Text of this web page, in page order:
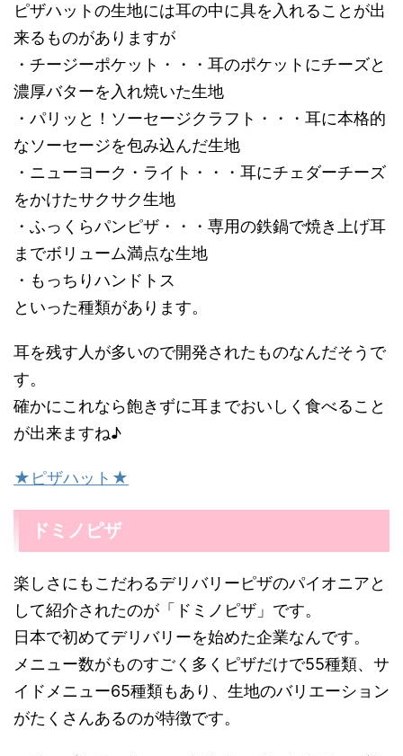
ピザハットの生地には耳の中に具を入れることが出
来るものがありますが
・チージーポケット・・・耳のポケットにチーズと
濃厚バターを入れ焼いた生地
・パリッと！ソーセージクラフト・・・耳に本格的
なソーセージを包み込んだ生地
・ニューヨーク・ライト・・・耳にチェダーチーズ
をかけたサクサク生地
・ふっくらパンピザ・・・専用の鉄鍋で焼き上げ耳
までボリューム満点な生地
・もっちりハンドトス
といった種類があります。
耳を残す人が多いので開発されたものなんだそうで
す。
確かにこれなら飽きずに耳までおいしく食べること
が出来ますね♪
★ピザハット★
ドミノピザ
楽しさにもこだわるデリバリーピザのパイオニアと
して紹介されたのが「ドミノピザ」です。
日本で初めてデリバリーを始めた企業なんです。
メニュー数がものすごく多くピザだけで55種類、サ
イドメニュー65種類もあり、生地のバリエーション
がたくさんあるのが特徴です。